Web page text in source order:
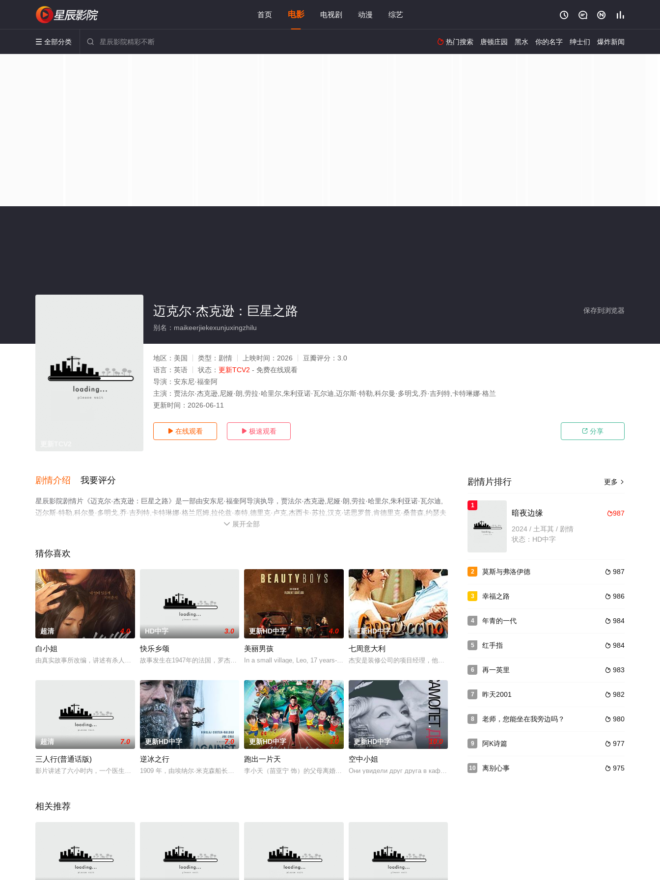
首页 电影 电视剧 动漫 综艺    
 全部分类   热门搜索 唐顿庄园 黑水 你的名字 绅士们 爆炸新闻
保存到浏览器
迈克尔·杰克逊：巨星之路
别名：maikeerjiekexunjuxingzhilu
地区： 美国 类型： 剧情 上映时间： 2026 豆瓣评分： 3.0
语言： 英语 状态： 更新TCV2 - 免费在线观看
导演： 安东尼·福奎阿
主演： 贾法尔·杰克逊,尼娅·朗,劳拉·哈里尔,朱利亚诺·瓦尔迪,迈尔斯·特勒,科尔曼·多明戈,乔·吉列特,卡特琳娜·格兰
更新时间： 2026-06-11
 在线观看  极速观看  分享
剧情介绍 我要评分
星辰影院剧情片《迈克尔·杰克逊：巨星之路》是一部由安东尼·福奎阿导演执导，贾法尔·杰克逊,尼娅·朗,劳拉·哈里尔,朱利亚诺·瓦尔迪,
迈尔斯·特勒,科尔曼·多明戈,乔·吉列特,卡特琳娜·格兰厄姆,拉伦兹·泰特,德里克·卢克,杰西卡·苏拉,汉克·诺思罗普,肯德里克·桑普森,约瑟夫
·戴维-琼斯,内森尼尔·洛根·麦金太尔,凯林·多瑞尔·琼斯等演员精彩演绎的美国电影，免费观看高清未删减完整版电影大全就上星辰电影
 展开全部
猜你喜欢
超清 4.0
白小姐
由真实故事所改编，讲述有杀人未遂前科的白向雅（韩志旼 饰演），小时候遭母亲虐待、遗
HD中字 3.0
快乐乡颂
故事发生在1947年的法国，罗杰（Balthazar Dejean de la B
更新HD中字 4.0
美丽男孩
In a small village, Leo, 17 years-old, ha
更新HD中字 8.0
七周意大利
杰安是装修公司的项目经理，他接到一个任务，必须在七周之内将意大利海滨的一家破旧旅馆
超清 7.0
三人行(普通话版)
影片讲述了六小时内，一个医生——佟倩（赵薇饰）、一个悍匪——张礼信（钟汉良饰）、一
更新HD中字 7.0
逆冰之行
1909 年，由埃纳尔·米克森船长（尼古拉·科斯特-瓦尔道饰）领导的丹麦北极探险队
更新HD中字 3.0
跑出一片天
李小天（苗亚宁 饰）的父母离婚了，这让个性固执倔强的他很是受伤，他渴望得到母爱，可
更新HD中字 10.0
空中小姐
Они увидели друг друга в кафе. Не встрети
相关推荐
更多 
剧情片排行
1
987
暗夜边缘
2024 / 土耳其 / 剧情
状态：HD中字
2  987
莫斯与弗洛伊德
3  986
幸福之路
4  984
年青的一代
5  984
红手指
6  983
再一英里
7  982
昨天2001
8  980
老师，您能坐在我旁边吗？
9  977
阿K诗篇
10  975
离别心事